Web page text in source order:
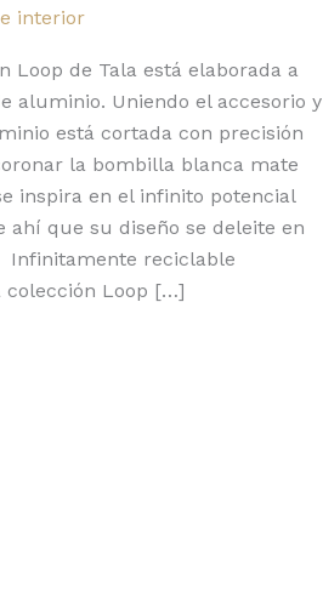
interior
Loop de Tala está elaborada a
aluminio. Uniendo el accesorio y
está cortada con precisión
la bombilla blanca mate
inspira en el infinito potencial
que su diseño se deleite en
Infinitamente reciclable
colección Loop […]